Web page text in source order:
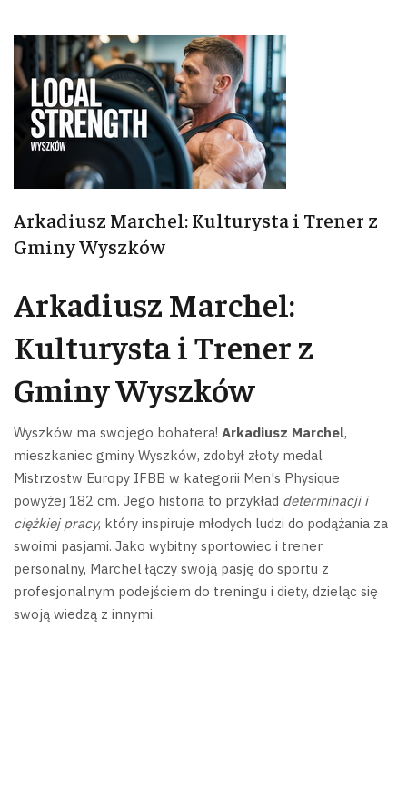
Arkadiusz Marchel: Kulturysta i Trener z
Gminy Wyszków
Arkadiusz Marchel:
Kulturysta i Trener z
Gminy Wyszków
Wyszków ma swojego bohatera! Arkadiusz Marchel,
mieszkaniec gminy Wyszków, zdobył złoty medal
Mistrzostw Europy IFBB w kategorii Men's Physique
powyżej 182 cm. Jego historia to przykład determinacji i
ciężkiej pracy, który inspiruje młodych ludzi do podążania za
swoimi pasjami. Jako wybitny sportowiec i trener
personalny, Marchel łączy swoją pasję do sportu z
profesjonalnym podejściem do treningu i diety, dzieląc się
swoją wiedzą z innymi.